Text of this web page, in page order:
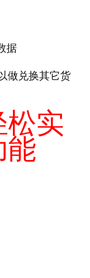
据
兑换其它货
实